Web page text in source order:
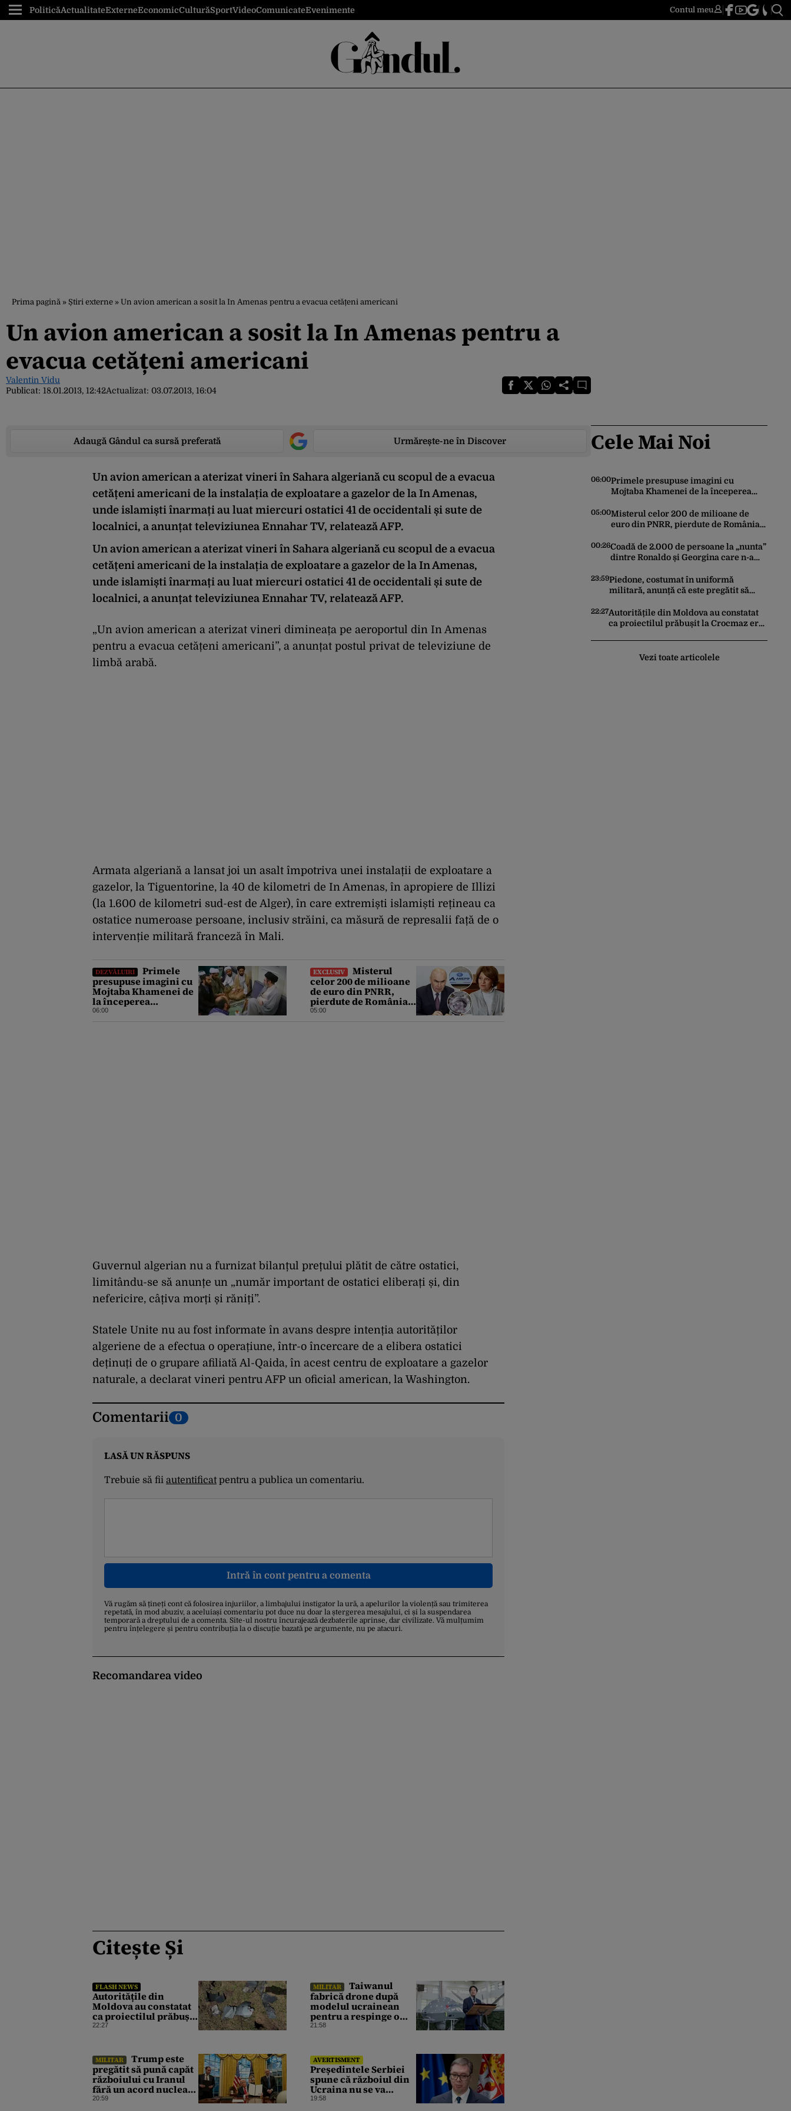
PoliticăActualitateExterneEconomicCulturăSportVideoComunicateEvenimente Contul meu
Prima pagină » Știri externe » Un avion american a sosit la In Amenas pentru a evacua cetățeni americani
Un avion american a sosit la In Amenas pentru a
evacua cetățeni americani
Valentin Vidu
Publicat: 18.01.2013, 12:42Actualizat: 03.07.2013, 16:04
Adaugă Gândul ca sursă preferată Urmărește-ne în Discover
Un avion american a aterizat vineri în Sahara algeriană cu scopul de a evacua
cetățeni americani de la instalația de exploatare a gazelor de la In Amenas,
unde islamiști înarmați au luat miercuri ostatici 41 de occidentali și sute de
localnici, a anunțat televiziunea Ennahar TV, relatează AFP.
Un avion american a aterizat vineri în Sahara algeriană cu scopul de a evacua
cetățeni americani de la instalația de exploatare a gazelor de la In Amenas,
unde islamiști înarmați au luat miercuri ostatici 41 de occidentali și sute de
localnici, a anunțat televiziunea Ennahar TV, relatează AFP.
„Un avion american a aterizat vineri dimineața pe aeroportul din In Amenas
pentru a evacua cetățeni americani”, a anunțat postul privat de televiziune de
limbă arabă.
Armata algeriană a lansat joi un asalt împotriva unei instalații de exploatare a
gazelor, la Tiguentorine, la 40 de kilometri de In Amenas, în apropiere de Illizi
(la 1.600 de kilometri sud-est de Alger), în care extremiști islamiști rețineau ca
ostatice numeroase persoane, inclusiv străini, ca măsură de represalii față de o
intervenție militară franceză în Mali.
DEZVĂLUIRI
Primele
presupuse imagini cu
Mojtaba Khamenei de
la începerea
războiului au fost
06:00
EXCLUSIV
Misterul
celor 200 de milioane
de euro din PNRR,
pierdute de România
printr-o decizie
05:00
Guvernul algerian nu a furnizat bilanțul prețului plătit de către ostatici,
limitându-se să anunțe un „număr important de ostatici eliberați și, din
nefericire, câțiva morți și răniți”.
Statele Unite nu au fost informate în avans despre intenția autorităților
algeriene de a efectua o operațiune, într-o încercare de a elibera ostatici
deținuți de o grupare afiliată Al-Qaida, în acest centru de exploatare a gazelor
naturale, a declarat vineri pentru AFP un oficial american, la Washington.
Comentarii 0
LASĂ UN RĂSPUNS
Trebuie să fii autentificatpentru a publica un comentariu.
Intră în cont pentru a comenta
Vă rugăm să țineți cont că folosirea injuriilor, a limbajului instigator la ură, a apelurilor la violență sau trimiterea
repetată, în mod abuziv, a aceluiași comentariu pot duce nu doar la ștergerea mesajului, ci și la suspendarea
temporară a dreptului de a comenta. Site-ul nostru încurajează dezbaterile aprinse, dar civilizate. Vă mulțumim
pentru înțelegere și pentru contribuția la o discuție bazată pe argumente, nu pe atacuri.
Recomandarea video
Citește Și
FLASH NEWS
Autoritățile din
Moldova au constatat
ca proiectilul prăbușit
la Crocmaz era o
primei investigații
22:27
MILITAR
⁠Taiwanul
fabrică drone după
modelul ucrainean
pentru a respinge o
posibilă invazie
21:58
MILITAR
Trump este
pregătit să pună capăt
războiului cu Iranul
fără un acord nuclear
dacă strâmtoarea
20:59
AVERTISMENT
⁠Președintele Serbiei
spune că războiul din
Ucraina nu se va
încheia nici anul
19:58
Cele Mai Noi
06:00Primele presupuse imagini cu
Mojtaba Khamenei de la începerea
agenție de știri de stat din Iran
05:00Misterul celor 200 de milioane de
euro din PNRR, pierdute de România
Gheorghiu. Ultima hotărâre de guvern
ar încerca să repare greșeala
00:26Coadă de 2.000 de persoane la „nunta”
dintre Ronaldo și Georgina care n-a
iubitei sale pe social media
23:59Piedone, costumat în uniformă
militară, anunță că este pregătit să
întors boomerangul”
22:27Autoritățile din Moldova au constatat
ca proiectilul prăbușit la Crocmaz era
Vezi toate articolele